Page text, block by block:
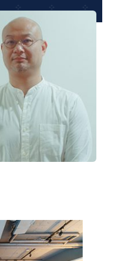
購屋指南
夢想購物